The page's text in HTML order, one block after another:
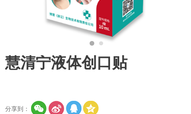
慧清宁液体创口贴
分享到：